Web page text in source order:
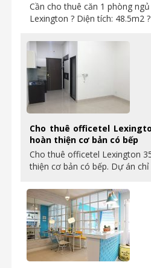
Cần cho thuê căn 1 phòng
Lexington ? Diện tích: 48.5m2
Cho thuê officetel
hoàn thiện cơ bản có bếp
Cho thuê officetel Lexington
thiện cơ bản có bếp. Dự án